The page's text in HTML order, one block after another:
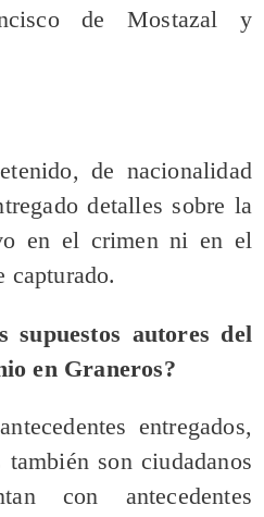
de Mostazal y
de nacionalidad
detalles sobre la
en el crimen ni en el
capturado.
supuestos autores del
en Graneros?
entregados,
también son ciudadanos
con antecedentes